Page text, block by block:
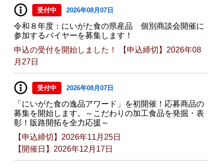
受付中 2026年08月07日
令和８年度：にいがた食の県産品 個別商談会開催に
参加するバイヤーを募集します！
申込の受付を開始しました！ 【申込締切】2026年08
月27日
受付中 2026年08月07日
「にいがた食の逸品アワード」を初開催！応募商品の
募集を開始します。～こだわりの加工食品を発掘・表
彰！販路開拓を全力応援～
【申込締切】2026年11月25日
【開催日】2026年12月17日